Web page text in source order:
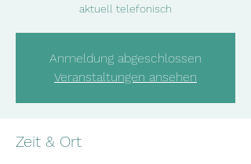
aktuell telefonisch
Anmeldung abgeschlossen
Veranstaltungen ansehen
Zeit & Ort